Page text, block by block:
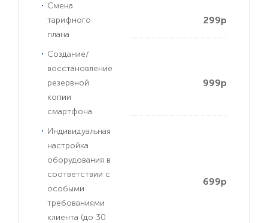
Смена
тарифного
плана
299р
Создание/
восстановление
резервной
копии
смартфона
999р
Индивидуальная
настройка
оборудования в
соответствии с
особыми
требованиями
клиента (до 30
699р